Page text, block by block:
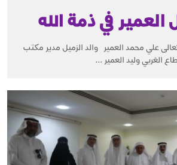
العمير في ذمة الله
علي محمد العمير والد الزميل مدير مكتب
الغربي وليد العمير ...